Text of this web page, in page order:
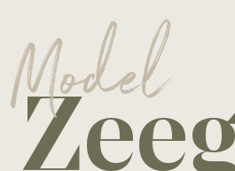
Model